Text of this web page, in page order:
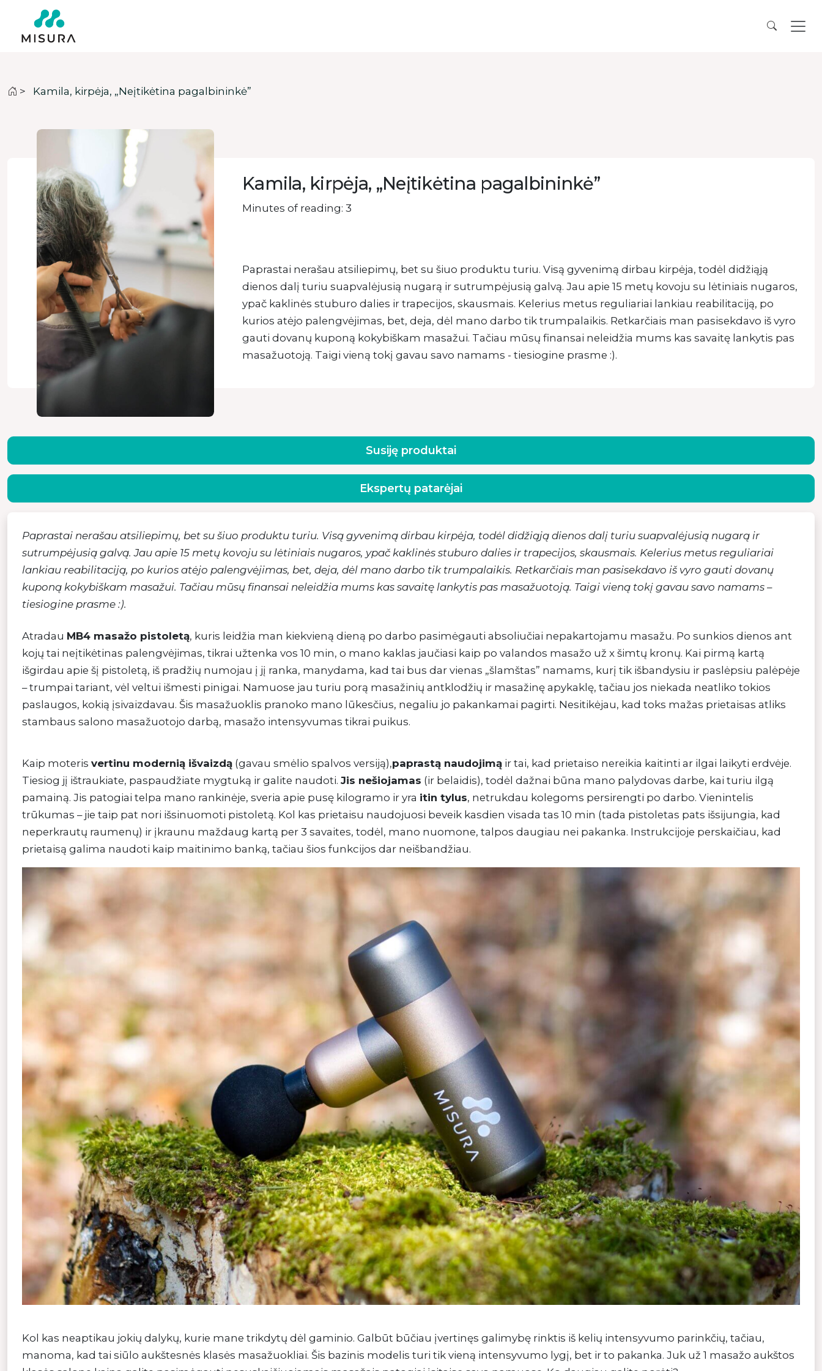
> Kamila, kirpėja, „Neįtikėtina pagalbininkė”
Kamila, kirpėja, „Neįtikėtina pagalbininkė”
Minutes of reading: 3
Paprastai nerašau atsiliepimų, bet su šiuo produktu turiu. Visą gyvenimą dirbau kirpėja, todėl didžiąją
dienos dalį turiu suapvalėjusią nugarą ir sutrumpėjusią galvą. Jau apie 15 metų kovoju su lėtiniais nugaros,
ypač kaklinės stuburo dalies ir trapecijos, skausmais. Kelerius metus reguliariai lankiau reabilitaciją, po
kurios atėjo palengvėjimas, bet, deja, dėl mano darbo tik trumpalaikis. Retkarčiais man pasisekdavo iš vyro
gauti dovanų kuponą kokybiškam masažui. Tačiau mūsų finansai neleidžia mums kas savaitę lankytis pas
masažuotoją. Taigi vieną tokį gavau savo namams - tiesiogine prasme :).
Paprastai nerašau atsiliepimų, bet su šiuo produktu turiu. Visą gyvenimą dirbau kirpėja, todėl didžiąją dienos dalį turiu suapvalėjusią nugarą ir
sutrumpėjusią galvą. Jau apie 15 metų kovoju su lėtiniais nugaros, ypač kaklinės stuburo dalies ir trapecijos, skausmais. Kelerius metus reguliariai
lankiau reabilitaciją, po kurios atėjo palengvėjimas, bet, deja, dėl mano darbo tik trumpalaikis. Retkarčiais man pasisekdavo iš vyro gauti dovanų
kuponą kokybiškam masažui. Tačiau mūsų finansai neleidžia mums kas savaitę lankytis pas masažuotoją. Taigi vieną tokį gavau savo namams –
tiesiogine prasme :).
Atradau MB4 masažo pistoletą, kuris leidžia man kiekvieną dieną po darbo pasimėgauti absoliučiai nepakartojamu masažu. Po sunkios dienos ant
kojų tai neįtikėtinas palengvėjimas, tikrai užtenka vos 10 min, o mano kaklas jaučiasi kaip po valandos masažo už x šimtų kronų. Kai pirmą kartą
išgirdau apie šį pistoletą, iš pradžių numojau į jį ranka, manydama, kad tai bus dar vienas „šlamštas” namams, kurį tik išbandysiu ir paslėpsiu palėpėje
– trumpai tariant, vėl veltui išmesti pinigai. Namuose jau turiu porą masažinių antklodžių ir masažinę apykaklę, tačiau jos niekada neatliko tokios
paslaugos, kokią įsivaizdavau. Šis masažuoklis pranoko mano lūkesčius, negaliu jo pakankamai pagirti. Nesitikėjau, kad toks mažas prietaisas atliks
stambaus salono masažuotojo darbą, masažo intensyvumas tikrai puikus.
Kaip moteris vertinu modernią išvaizdą (gavau smėlio spalvos versiją),paprastą naudojimą ir tai, kad prietaiso nereikia kaitinti ar ilgai laikyti erdvėje.
Tiesiog jį ištraukiate, paspaudžiate mygtuką ir galite naudoti. Jis nešiojamas (ir belaidis), todėl dažnai būna mano palydovas darbe, kai turiu ilgą
pamainą. Jis patogiai telpa mano rankinėje, sveria apie pusę kilogramo ir yra itin tylus, netrukdau kolegoms persirengti po darbo. Vienintelis
trūkumas – jie taip pat nori išsinuomoti pistoletą. Kol kas prietaisu naudojuosi beveik kasdien visada tas 10 min (tada pistoletas pats išsijungia, kad
neperkrautų raumenų) ir įkraunu maždaug kartą per 3 savaites, todėl, mano nuomone, talpos daugiau nei pakanka. Instrukcijoje perskaičiau, kad
prietaisą galima naudoti kaip maitinimo banką, tačiau šios funkcijos dar neišbandžiau.
Kol kas neaptikau jokių dalykų, kurie mane trikdytų dėl gaminio. Galbūt būčiau įvertinęs galimybę rinktis iš kelių intensyvumo parinkčių, tačiau,
manoma, kad tai siūlo aukštesnės klasės masažuokliai. Šis bazinis modelis turi tik vieną intensyvumo lygį, bet ir to pakanka. Juk už 1 masažo aukštos
Susiję produktai
Ekspertų patarėjai